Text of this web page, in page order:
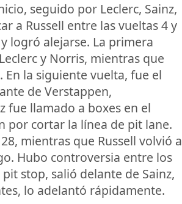
seguido por Leclerc, Sainz,
a Russell entre las vueltas 4 y
logró alejarse. La primera
y Norris, mientras que
la siguiente vuelta, fue el
de Verstappen,
fue llamado a boxes en el
por cortar la línea de pit lane.
mientras que Russell volvió a
Hubo controversia entre los
stop, salió delante de Sainz,
lo adelantó rápidamente.